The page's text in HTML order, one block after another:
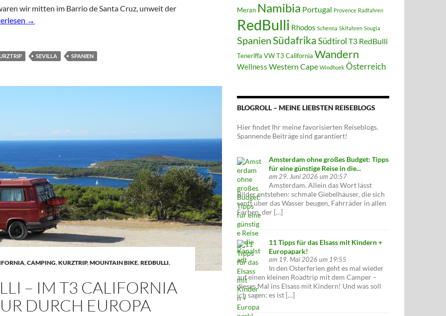
wir mitten im Barrio de Santa Cruz, unweit der
Sevilla →
SEVILLA SPANIEN
,CAMPING,KURZTRIP,MOUNTAIN BIKE,REDBULLI,
– IM T3 CALIFORNIA
DURCH EUROPA
Meran Namibia Portugal Provence Radfahren
RedBulli Rhodos Schenna Skifahren Sougia
SpanienSüdafrikaSüdtirol T3 RedBulli
Teneriffa VW T3 California Wandern
Wellness Western Cape Windhoek Österreich
BLOGROLL – MEINE LIEBSTEN REISEBLOGS
Hier findet Ihr meine favorisierten Reiseblogs.
Spannende Beiträge sind garantiert!
Amsterdam ohne großes Budget: Tipps
für eine günstige Reise in die...
am 29. Juni 2026 um 20:57
Amsterdam. Allein das Wort lässt
Bilder entstehen: schmale Giebelhäuser, die sich
sanft über das Wasser beugen, Fahrräder in allen
Farben, der […]
11 Tipps für das Elsass mit Kindern +
Europapark!
am 19. Mai 2026 um 19:55
In den Osterferien geht es mal wieder
auf einen kleinen Roadtrip mit dem Camper –
dieses Mal ins Elsass mit Kindern! Und was soll
ich sagen: es ist […]